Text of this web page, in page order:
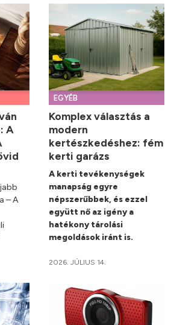
A
– A
EGYÉB
Komplex választás a
modern
kertészkedéshez: fém
kerti garázs
A kerti tevékenységek
manapság egyre
népszerűbbek, és ezzel
együtt nő az igény a
hatékony tárolási
megoldások iránt is.
2026. JÚLIUS 14.